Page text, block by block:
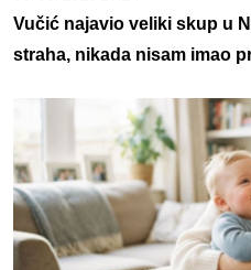
Vučić najavio veliki skup u
straha, nikada nisam imao